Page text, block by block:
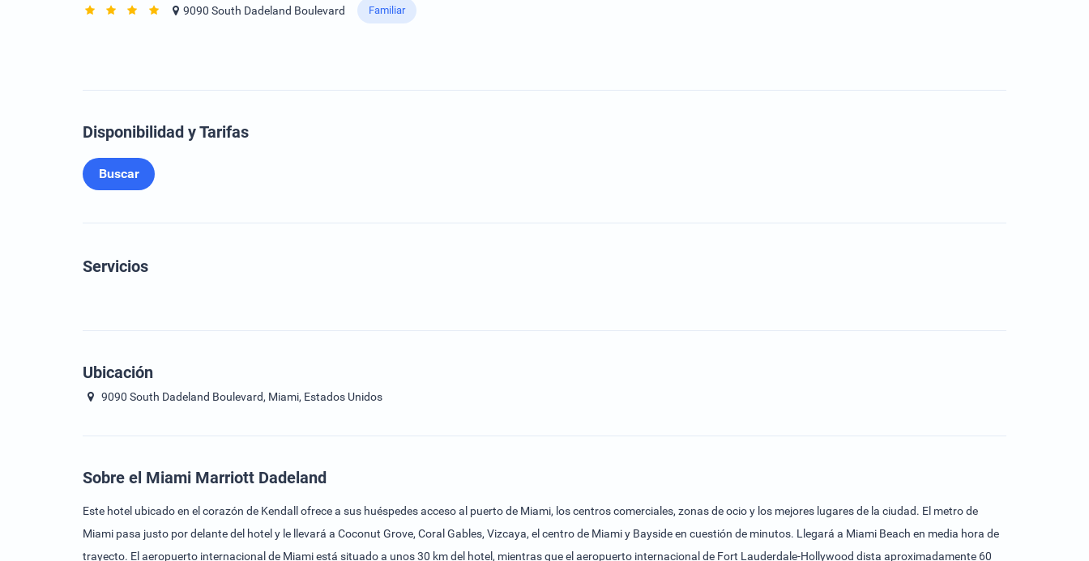
9090 South Dadeland Boulevard Familiar
Disponibilidad y Tarifas
Buscar
Servicios
Ubicación
9090 South Dadeland Boulevard, Miami, Estados Unidos
Sobre el Miami Marriott Dadeland
Este hotel ubicado en el corazón de Kendall ofrece a sus huéspedes acceso al puerto de Miami, los centros comerciales, zonas de ocio y los mejores lugares de la ciudad. El metro de
Miami pasa justo por delante del hotel y le llevará a Coconut Grove, Coral Gables, Vizcaya, el centro de Miami y Bayside en cuestión de minutos. Llegará a Miami Beach en media hora de
trayecto. El aeropuerto internacional de Miami está situado a unos 30 km del hotel, mientras que el aeropuerto internacional de Fort Lauderdale-Hollywood dista aproximadamente 60